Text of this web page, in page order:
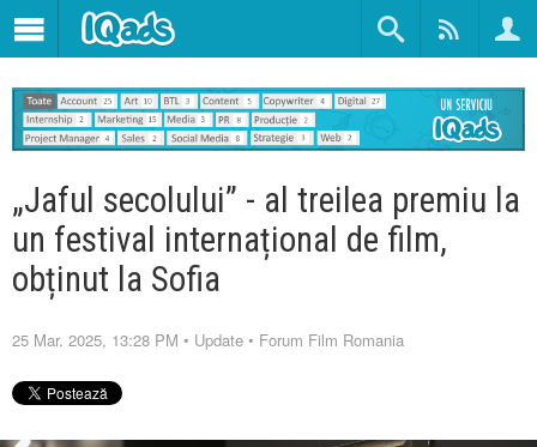
„Jaful secolului” - al treilea premiu la
un festival internațional de film,
obținut la Sofia
25 Mar. 2025, 13:28 PM • Update • Forum Film Romania